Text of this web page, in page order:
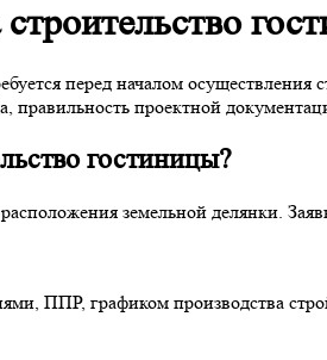
перед началом
правильность проектной
гостиницы?
земельной делянки.
ППР, графиком производства